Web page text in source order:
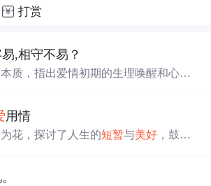
打赏
,相守不易？
质，指出爱情初期的生理唤醒和心理
尊重、责任和认识，是一门需要学习
，相守不易，关键在于理解和培养爱的
用情
花，探讨了人生的短暂与美好 ，鼓励